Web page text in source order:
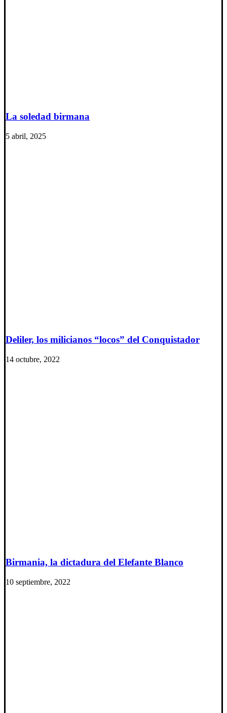
La soledad birmana
5 abril, 2025
Deliler, los milicianos “locos” del Conquistador
14 octubre, 2022
Birmania, la dictadura del Elefante Blanco
10 septiembre, 2022